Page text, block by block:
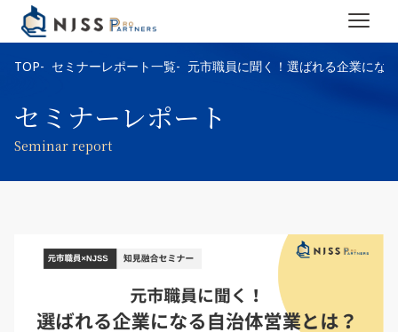
TOP セミナーレポート一覧 元市職員に聞く！選ばれる企業にな
セミナーレポート
Seminar report